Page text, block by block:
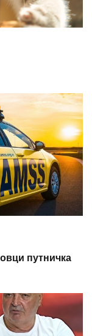
путничка